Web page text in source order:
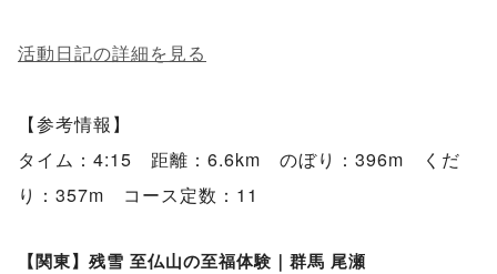
活動日記の詳細を見る
【参考情報】
タイム：4:15 距離：6.6km のぼり：396m くだ
り：357m コース定数：11
【関東】残雪 至仏山の至福体験｜群馬 尾瀬